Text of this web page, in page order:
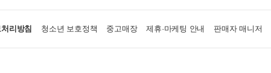
리방침 청소년 보호정책 중고매장 제휴·마케팅 안내 판매자 매니저